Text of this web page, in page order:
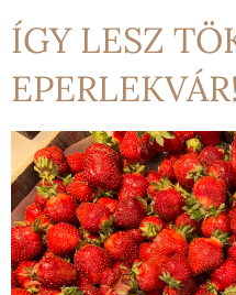
ÍGY LESZ
EPERLEKVÁR!